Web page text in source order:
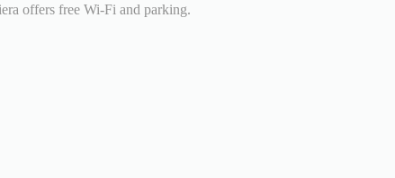
offers free Wi-Fi and parking.